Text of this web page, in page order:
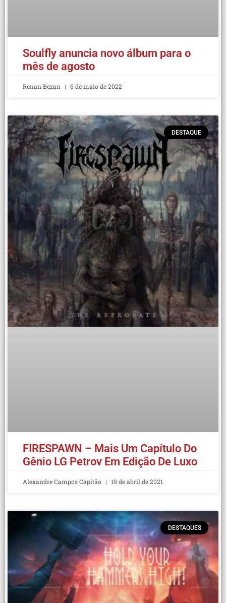
Soulfly anuncia novo álbum para o
mês de agosto
Renan Bezan 6 de maio de 2022
DESTAQUE
FIRESPAWN – Mais Um Capítulo Do
Gênio LG Petrov Em Edição De Luxo
Alexandre Campos Capitão 19 de abril de 2021
DESTAQUES